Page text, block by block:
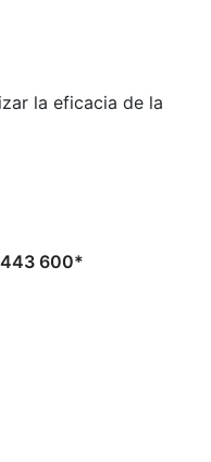
la eficacia de la
600*